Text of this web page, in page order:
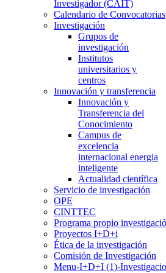
Investigador (CAIT)
Calendario de Convocatorias
Investigación
Grupos de
investigación
Institutos
universitarios y
centros
Innovación y transferencia
Innovación y
Transferencia del
Conocimiento
Campus de
excelencia
internacional energia
inteligente
Actualidad científica
Servicio de investigación
OPE
CINTTEC
Programa propio
Proyectos I+D+i
Ética de la investigación
Comisión de Investigación
Menu-I+D+I (1)-